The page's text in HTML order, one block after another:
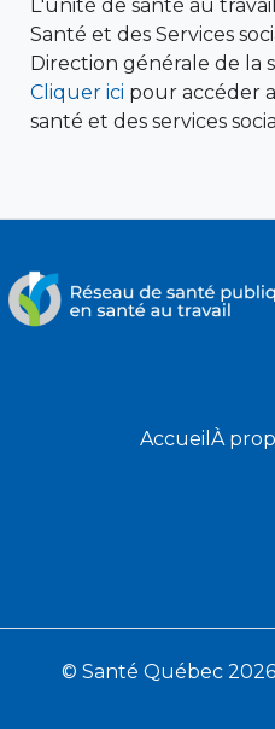
L'unité de santé au
Santé et des Services
Direction générale de la
Cliquer ici pour accéder
santé et des services
Accueil À
© Santé Québec